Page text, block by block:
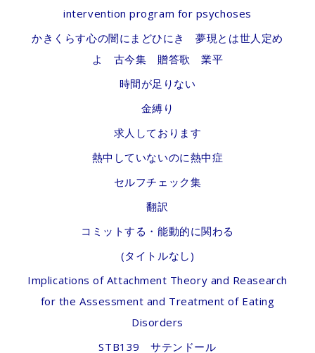
intervention program for psychoses
かきくらす心の闇にまどひにき 夢現とは世人定め
よ 古今集 贈答歌 業平
時間が足りない
金縛り
求人しております
熱中していないのに熱中症
セルフチェック集
翻訳
コミットする・能動的に関わる
(タイトルなし)
Implications of Attachment Theory and Reasearch
for the Assessment and Treatment of Eating
Disorders
STB139 サテンドール